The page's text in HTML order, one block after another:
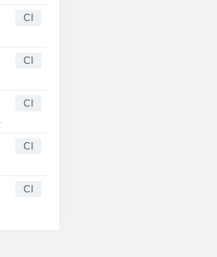
CI
CI
CI
CI
CI